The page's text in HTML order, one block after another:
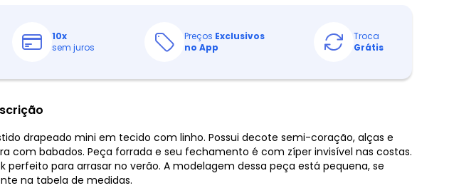
10x
sem juros
Preços Exclusivos
no App
Troca
Grátis
drapeado mini em tecido com linho. Possui decote semi-coração, alças e
com babados. Peça forrada e seu fechamento é com zíper invisível nas costas.
perfeito para arrasar no verão. A modelagem dessa peça está pequena, se
na tabela de medidas.